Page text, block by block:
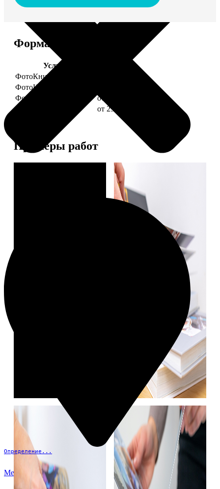
Определение...
Меню
Форматы и цены
Услуга
ФотоКниги "Премиум"
ФотоКниги "Слим"
ФотоКниги "Лайт"
от 2990
ФотоКниги "Софт"
от 2990
Примеры работ